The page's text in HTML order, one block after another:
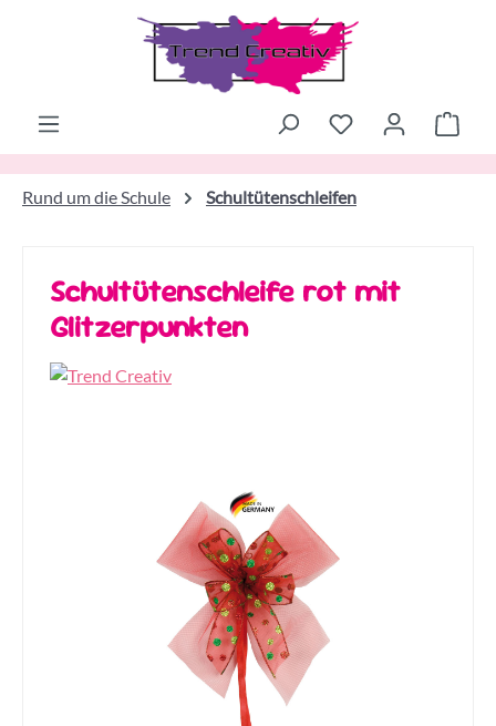
Zum Hauptinhalt springen
Rund um die Schule Schultütenschleifen
Schultütenschleife rot mit
Glitzerpunkten
Bildergalerie überspringen